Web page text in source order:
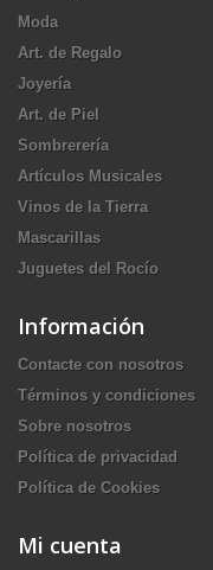
Moda
Art. de Regalo
Joyería
Art. de Piel
Sombrerería
Artículos Musicales
Vinos de la Tierra
Mascarillas
Juguetes del Rocío
Información
Contacte con nosotros
Términos y condiciones
Sobre nosotros
Política de privacidad
Política de Cookies
Mi cuenta